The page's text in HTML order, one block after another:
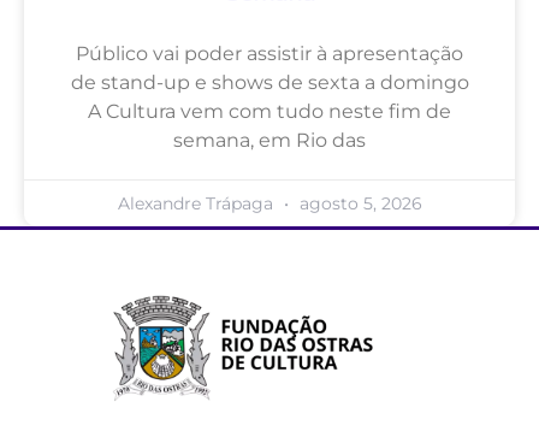
Público vai poder assistir à apresentação
de stand-up e shows de sexta a domingo
A Cultura vem com tudo neste fim de
semana, em Rio das
Alexandre Trápaga agosto 5, 2026